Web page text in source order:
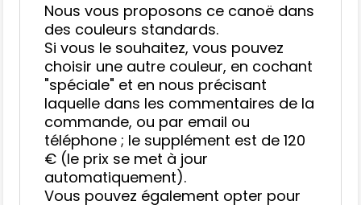
Nous vous proposons ce canoë dans
des couleurs standards.
Si vous le souhaitez, vous pouvez
choisir une autre couleur, en cochant
"spéciale" et en nous précisant
laquelle dans les commentaires de la
commande, ou par email ou
téléphone ; le supplément est de 120
€ (le prix se met à jour
automatiquement).
Vous pouvez également opter pour